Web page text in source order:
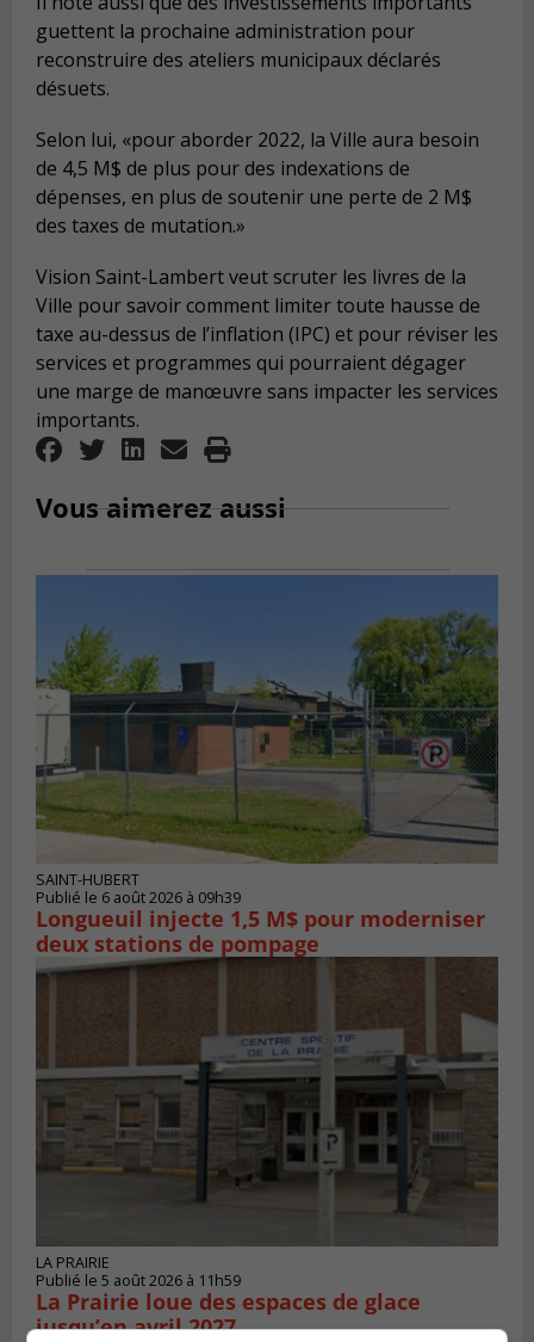
guettent la prochaine administration pour
reconstruire des ateliers municipaux déclarés
désuets.
Selon lui, «pour aborder 2022, la Ville aura besoin
de 4,5 M$ de plus pour des indexations de
dépenses, en plus de soutenir une perte de 2 M$
des taxes de mutation.»
Vision Saint-Lambert veut scruter les livres de la
Ville pour savoir comment limiter toute hausse de
taxe au-dessus de l’inflation (IPC) et pour réviser les
services et programmes qui pourraient dégager
une marge de manœuvre sans impacter les services
importants.
Vous aimerez aussi
SAINT-HUBERT
Publié le 6 août 2026 à 09h39
Longueuil injecte 1,5 M$ pour moderniser
deux stations de pompage
LA PRAIRIE
Publié le 5 août 2026 à 11h59
La Prairie loue des espaces de glace
jusqu’en avril 2027